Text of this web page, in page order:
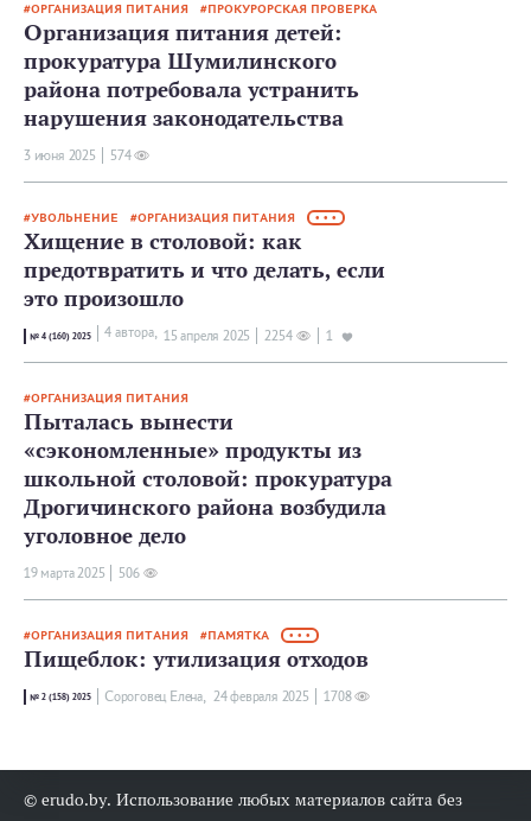
ОРГАНИЗАЦИЯ ПИТАНИЯ ПРОКУРОРСКАЯ ПРОВЕРКА
Организация питания детей:
прокуратура Шумилинского
района потребовала устранить
нарушения законодательства
3 июня 2025 574
УВОЛЬНЕНИЕ ОРГАНИЗАЦИЯ ПИТАНИЯ • • •
Хищение в столовой: как
предотвратить и что делать, если
это произошло
№ 4 (160) 2025 4 автора, 15 апреля 2025 2254 1
ОРГАНИЗАЦИЯ ПИТАНИЯ
Пыталась вынести
«сэкономленные» продукты из
школьной столовой: прокуратура
Дрогичинского района возбудила
уголовное дело
19 мартa 2025 506
ОРГАНИЗАЦИЯ ПИТАНИЯ ПАМЯТКА • • •
Пищеблок: утилизация отходов
№ 2 (158) 2025 Сороговец Елена, 24 февраля 2025 1708
© erudo.by. Использование любых материалов сайта без